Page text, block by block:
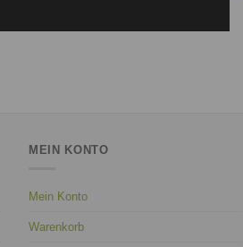
MEIN KONTO
Mein Konto
Warenkorb